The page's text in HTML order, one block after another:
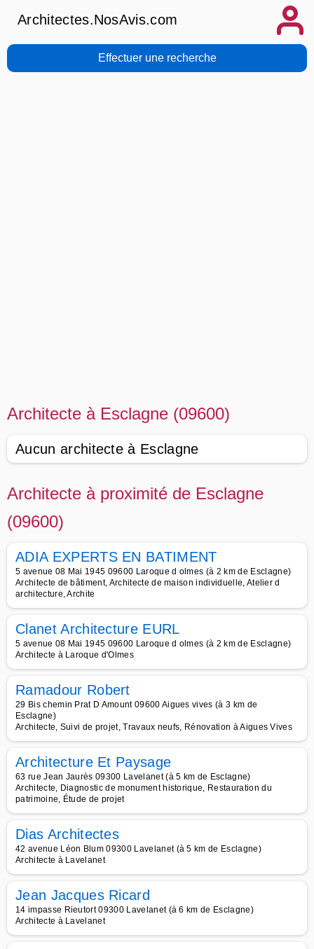
Architectes.NosAvis.com
Effectuer une recherche
Architecte à Esclagne (09600)
Aucun architecte à Esclagne
Architecte à proximité de Esclagne
(09600)
ADIA EXPERTS EN BATIMENT
5 avenue 08 Mai 1945 09600 Laroque d olmes (à 2 km de Esclagne)
Architecte de bâtiment, Architecte de maison individuelle, Atelier d
architecture, Archite
Clanet Architecture EURL
5 avenue 08 Mai 1945 09600 Laroque d olmes (à 2 km de Esclagne)
Architecte à Laroque d'Olmes
Ramadour Robert
29 Bis chemin Prat D Amount 09600 Aigues vives (à 3 km de
Esclagne)
Architecte, Suivi de projet, Travaux neufs, Rénovation à Aigues Vives
Architecture Et Paysage
63 rue Jean Jaurès 09300 Lavelanet (à 5 km de Esclagne)
Architecte, Diagnostic de monument historique, Restauration du
patrimoine, Étude de projet
Dias Architectes
42 avenue Léon Blum 09300 Lavelanet (à 5 km de Esclagne)
Architecte à Lavelanet
Jean Jacques Ricard
14 impasse Rieutort 09300 Lavelanet (à 6 km de Esclagne)
Architecte à Lavelanet